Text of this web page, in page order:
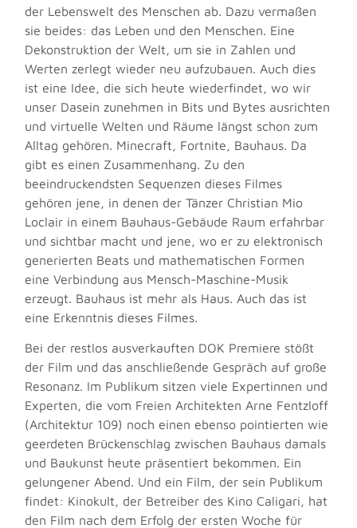
der Lebenswelt des Menschen ab. Dazu vermaßen
sie beides: das Leben und den Menschen. Eine
Dekonstruktion der Welt, um sie in Zahlen und
Werten zerlegt wieder neu aufzubauen. Auch dies
ist eine Idee, die sich heute wiederfindet, wo wir
unser Dasein zunehmen in Bits und Bytes ausrichten
und virtuelle Welten und Räume längst schon zum
Alltag gehören. Minecraft, Fortnite, Bauhaus. Da
gibt es einen Zusammenhang. Zu den
beeindruckendsten Sequenzen dieses Filmes
gehören jene, in denen der Tänzer Christian Mio
Loclair in einem Bauhaus-Gebäude Raum erfahrbar
und sichtbar macht und jene, wo er zu elektronisch
generierten Beats und mathematischen Formen
eine Verbindung aus Mensch-Maschine-Musik
erzeugt. Bauhaus ist mehr als Haus. Auch das ist
eine Erkenntnis dieses Filmes.
Bei der restlos ausverkauften DOK Premiere stößt
der Film und das anschließende Gespräch auf große
Resonanz. Im Publikum sitzen viele Expertinnen und
Experten, die vom Freien Architekten Arne Fentzloff
(Architektur 109) noch einen ebenso pointierten wie
geerdeten Brückenschlag zwischen Bauhaus damals
und Baukunst heute präsentiert bekommen. Ein
gelungener Abend. Und ein Film, der sein Publikum
findet: Kinokult, der Betreiber des Kino Caligari, hat
den Film nach dem Erfolg der ersten Woche für